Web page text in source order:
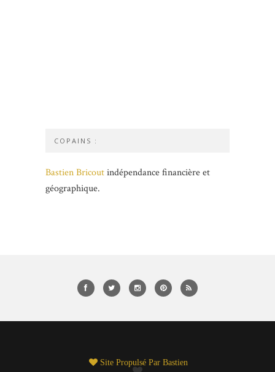
COPAINS :
Bastien Bricoutindépendance financière et
géographique.
Site Propulsé Par Bastien